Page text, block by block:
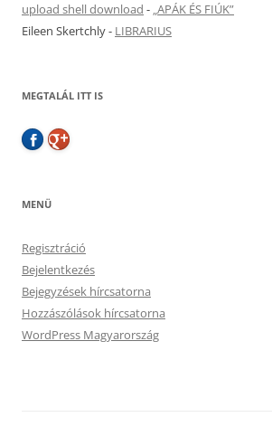
upload shell download - „APÁK ÉS FIÚK”
Eileen Skertchly- LIBRARIUS
MEGTALÁL ITT IS
MENÜ
Regisztráció
Bejelentkezés
Bejegyzések hírcsatorna
Hozzászólások hírcsatorna
WordPress Magyarország